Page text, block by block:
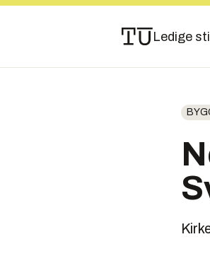
Ledige